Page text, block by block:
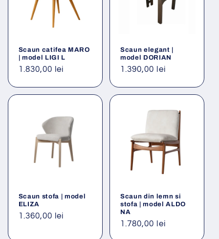
Scaun catifea MARO
| model LIGI L
Preț
1.830,00 lei
Scaun elegant |
model DORIAN
Preț
1.390,00 lei
Scaun stofa | model
ELIZA
Preț
1.360,00 lei
Scaun din lemn si
stofa | model ALDO
NA
Preț
1.780,00 lei